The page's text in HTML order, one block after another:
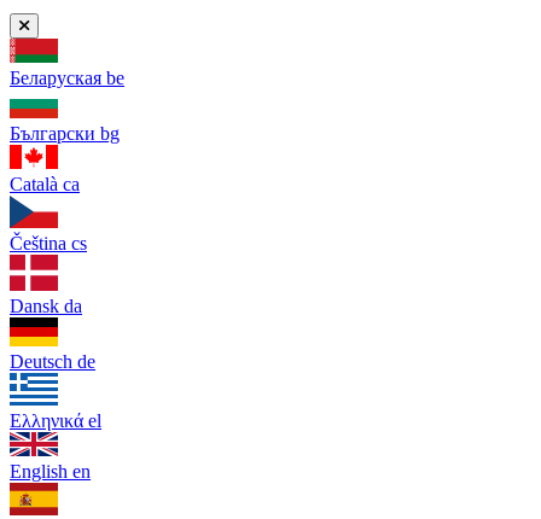
Беларуская be
Български bg
Català ca
Čeština cs
Dansk da
Deutsch de
Ελληνικά el
English en